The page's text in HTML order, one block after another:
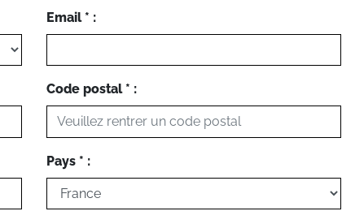
Email * :
Code postal * :
Pays * :